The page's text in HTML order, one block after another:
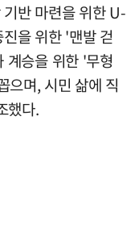
반 마련을 위한 U-
을 위한 '맨발 걷
승을 위한 '무형
으며, 시민 삶에 직
했다.